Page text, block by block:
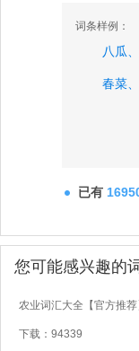
词条样例：
八瓜、
春菜、
已有
您可能感兴趣的
农业词汇大全【官方推荐
下载：94339